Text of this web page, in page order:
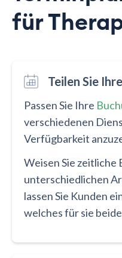
für
Teilen Sie
Passen Sie Ihre
verschiedenen
Verfügbarkeit
Weisen Sie zeitliche
unterschiedlichen
lassen Sie Kunden
welches für sie